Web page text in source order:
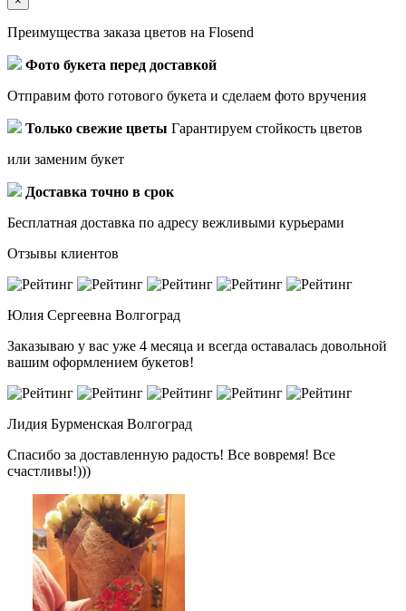
Преимущества заказа цветов на Flosend
Фото букета перед доставкой
Отправим фото готового букета и сделаем фото вручения
Только свежие цветы Гарантируем стойкость цветов
или заменим букет
Доставка точно в срок
Бесплатная доставка по адресу вежливыми курьерами
Отзывы клиентов
Юлия Сергеевна Волгоград
Заказываю у вас уже 4 месяца и всегда оставалась довольной
вашим оформлением букетов!
Лидия Бурменская Волгоград
Спасибо за доставленную радость! Все вовремя! Все
счастливы!)))